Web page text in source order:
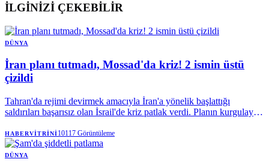
İLGİNİZİ ÇEKEBİLİR
DÜNYA
İran planı tutmadı, Mossad'da kriz! 2 ismin üstü
çizildi
Tahran'da rejimi devirmek amacıyla İran'a yönelik başlattığı
saldırıları başarısız olan İsrail'de kriz patlak verdi. Planın kurgulayan
HABERVITRINI10117 Görüntüleme
DÜNYA